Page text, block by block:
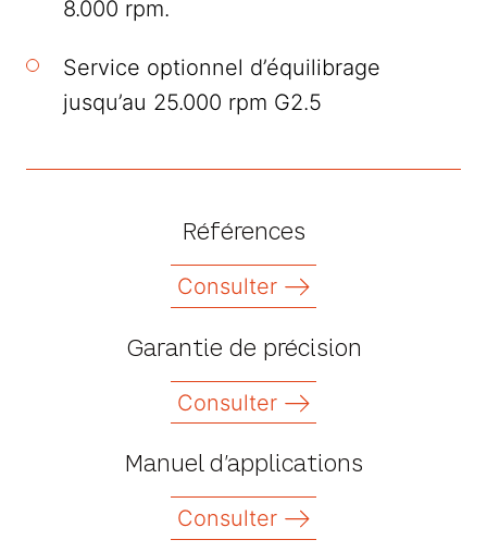
8.000 rpm.
Service optionnel d’équilibrage
jusqu’au 25.000 rpm G2.5
Références
Consulter
Garantie de précision
Consulter
Manuel d’applications
Consulter